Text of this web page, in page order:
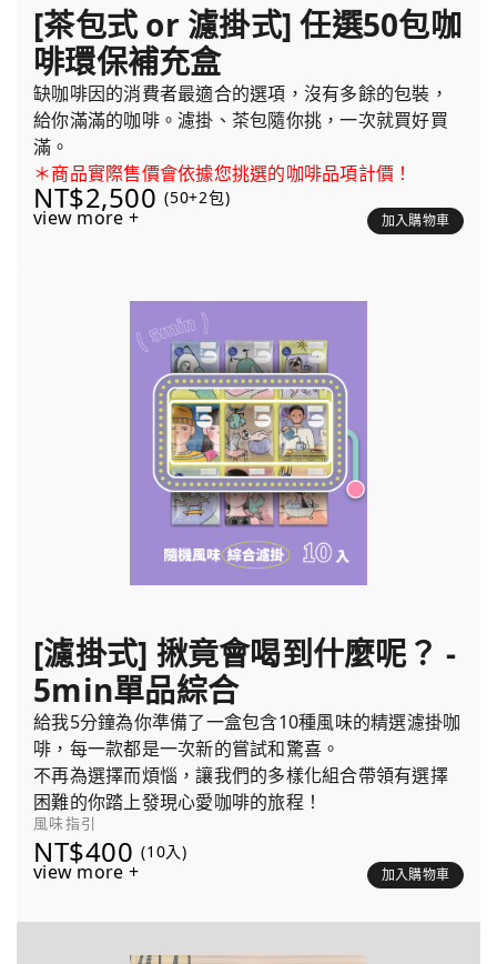
[茶包式 or 濾掛式] 任選50包咖
啡環保補充盒
缺咖啡因的消費者最適合的選項，沒有多餘的包裝，
給你滿滿的咖啡。濾掛、茶包隨你挑，一次就買好買
滿。
＊商品實際售價會依據您挑選的咖啡品項計價！
NT$2,500 (50+2包)
view more + 加入購物車
[濾掛式] 揪竟會喝到什麼呢？ -
5min單品綜合
給我5分鐘為你準備了一盒包含10種風味的精選濾掛咖
啡，每一款都是一次新的嘗試和驚喜。
不再為選擇而煩惱，讓我們的多樣化組合帶領有選擇
困難的你踏上發現心愛咖啡的旅程！
風味指引
NT$400 (10入)
view more + 加入購物車